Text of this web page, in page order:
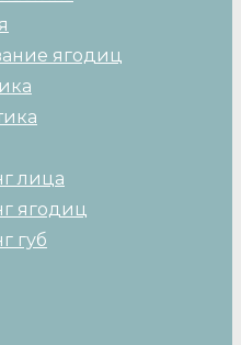
ягодиц
лица
ягодиц
губ